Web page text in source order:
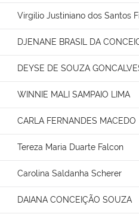
Virgilio Justiniano dos Santos
DJENANE BRASIL DA
DEYSE DE SOUZA
WINNIE MALI SAMPAIO LIMA
CARLA FERNANDES MACEDO
Tereza Maria Duarte Falcon
Carolina Saldanha Scherer
DAIANA CONCEIÇÃO SOUZA